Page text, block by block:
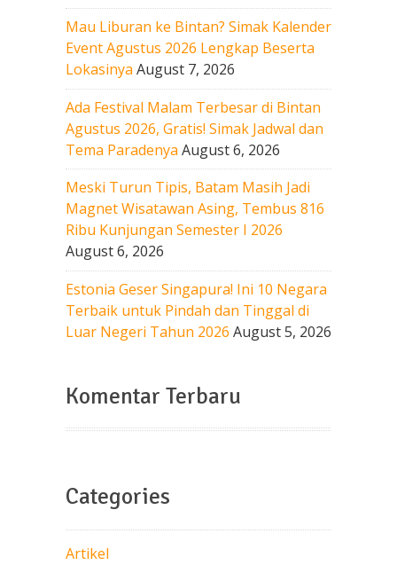
Mau Liburan ke Bintan? Simak Kalender
Event Agustus 2026 Lengkap Beserta
Lokasinya August 7, 2026
Ada Festival Malam Terbesar di Bintan
Agustus 2026, Gratis! Simak Jadwal dan
Tema Paradenya August 6, 2026
Meski Turun Tipis, Batam Masih Jadi
Magnet Wisatawan Asing, Tembus 816
Ribu Kunjungan Semester I 2026
August 6, 2026
Estonia Geser Singapura! Ini 10 Negara
Terbaik untuk Pindah dan Tinggal di
Luar Negeri Tahun 2026 August 5, 2026
Komentar Terbaru
Categories
Artikel